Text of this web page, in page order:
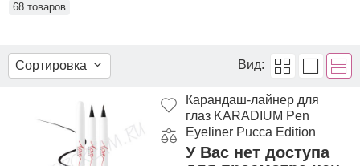
68 товаров
Сортировка Вид:
Карандаш-лайнер для
глаз KARADIUM Pen
Eyeliner Pucca Edition
У Вас нет доступа